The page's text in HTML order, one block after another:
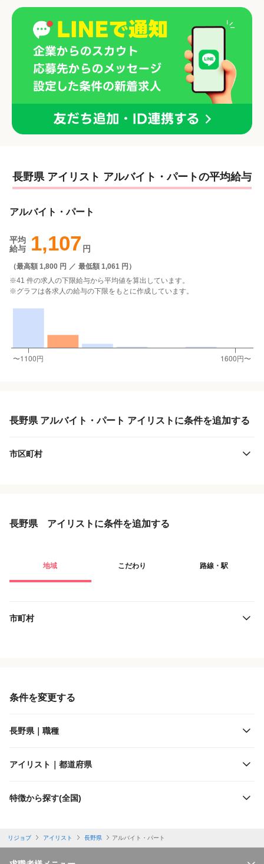
長野県 アイリスト アルバイト・パートの平均給与
アルバイト・パート
平均
給与
1,107 円
（最高額 1,800 円 ／ 最低額 1,061 円 ）
※41 件の求人の下限給与から平均値を算出しています。
※グラフは各求人の給与の下限をもとに作成しています。
長野県 アルバイト・パート アイリストに条件を追加する
市区町村
長野県 アイリストに条件を追加する
地域 こだわり 路線・駅
市町村
条件を変更する
長野県｜職種
アイリスト｜都道府県
特徴から探す(全国)
リジョブ アイリスト 長野県 アルバイト・パート